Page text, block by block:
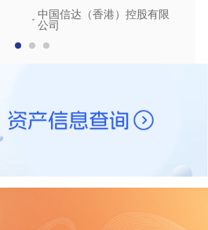
中国信达（香港）控股有限
公司